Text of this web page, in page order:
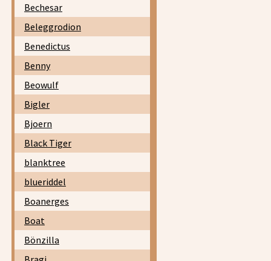
Bechesar
Beleggrodion
Benedictus
Benny
Beowulf
Bigler
Bjoern
Black Tiger
blanktree
blueriddel
Boanerges
Boat
Bönzilla